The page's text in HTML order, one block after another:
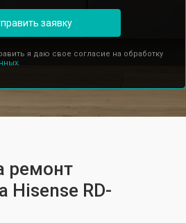
заявку
я даю свое согласие на обработку
ремонт
Hisense RD-